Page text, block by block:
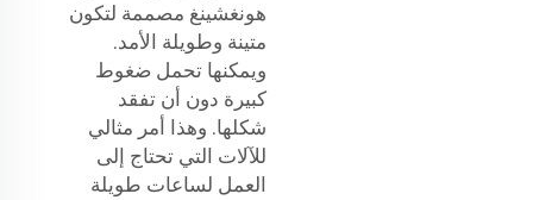
هونغشينغ مصممة لتكون
متينة وطويلة الأمد.
ويمكنها تحمل ضغوط
كبيرة دون أن تفقد
شكلها. وهذا أمر مثالي
للآلات التي تحتاج إلى
العمل لساعات طويلة